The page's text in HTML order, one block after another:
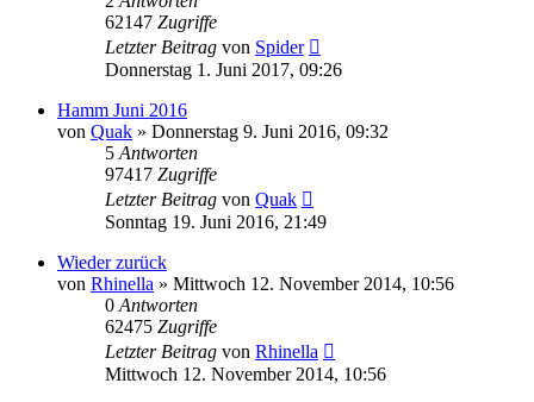
62147 Zugriffe
Letzter Beitrag von Spider
Donnerstag 1. Juni 2017, 09:26
Hamm Juni 2016
von Quak » Donnerstag 9. Juni 2016, 09:32
5 Antworten
97417 Zugriffe
Letzter Beitrag von Quak
Sonntag 19. Juni 2016, 21:49
Wieder zurück
von Rhinella » Mittwoch 12. November 2014, 10:56
0 Antworten
62475 Zugriffe
Letzter Beitrag von Rhinella
Mittwoch 12. November 2014, 10:56